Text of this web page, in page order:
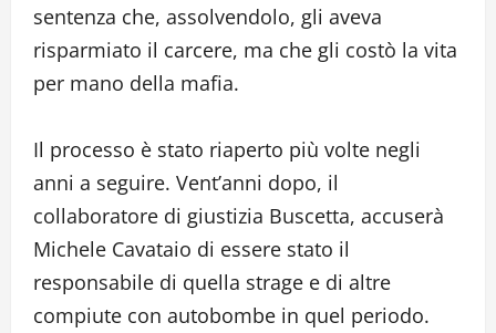
sentenza che, assolvendolo, gli aveva
risparmiato il carcere, ma che gli costò la vita
per mano della mafia.
Il processo è stato riaperto più volte negli
anni a seguire. Vent’anni dopo, il
collaboratore di giustizia Buscetta, accuserà
Michele Cavataio di essere stato il
responsabile di quella strage e di altre
compiute con autobombe in quel periodo.